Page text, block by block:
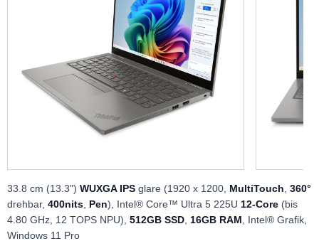
33.8 cm (13.3") WUXGA IPS glare (1920 x 1200, MultiTouch 360°
drehbar, 400nits Pen), Intel® Core™ Ultra 5 225U 12-Core (bis
4.80 GHz, 12 TOPS NPU), 512GB SSD 16GB RAM
Intel® Grafik,
Windows 11 Pro